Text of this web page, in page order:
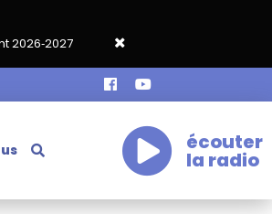
Grand café de rentrée HKA le vendredi 18
écouter
la radio